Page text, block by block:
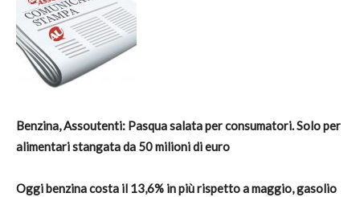
Benzina, Assoutenti: Pasqua salata per consumatori. Solo per
alimentari stangata da 50 milioni di euro
Oggi benzina costa il 13,6% in più rispetto a maggio, gasolio